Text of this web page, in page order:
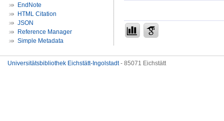
EndNote
HTML Citation
JSON
Reference Manager
Simple Metadata
Universitätsbibliothek Eichstätt-Ingolstadt- 85071 Eichstätt